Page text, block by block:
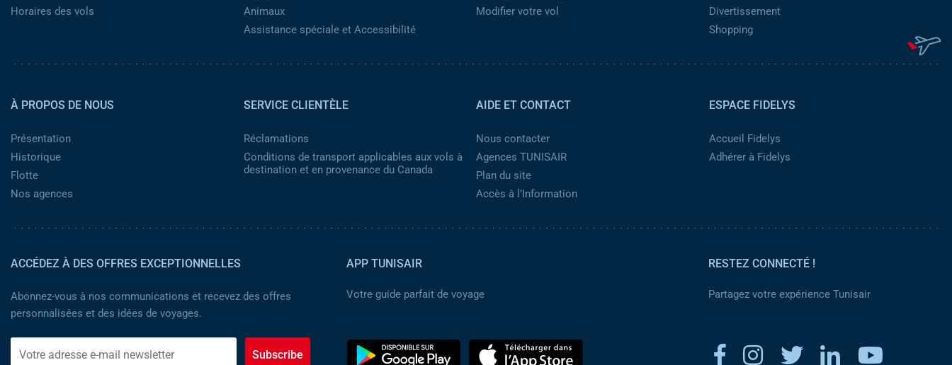
Horaires des vols
Animaux
Assistance spéciale et Accessibilité
Modifier votre vol
Divertissement
Shopping
À PROPOS DE NOUS
Présentation
Historique
Flotte
Nos agences
SERVICE CLIENTÈLE
Réclamations
Conditions de transport applicables aux vols à
destination et en provenance du Canada
AIDE ET CONTACT
Nous contacter
Agences TUNISAIR
Plan du site
Accès à l’Information
ESPACE FIDELYS
Accueil Fidelys
Adhérer à Fidelys
ACCÉDEZ À DES OFFRES EXCEPTIONNELLES
Abonnez-vous à nos communications et recevez des offres
personnalisées et des idées de voyages.
Subscribe
APP TUNISAIR
Votre guide parfait de voyage
RESTEZ CONNECTÉ !
Partagez votre expérience Tunisair